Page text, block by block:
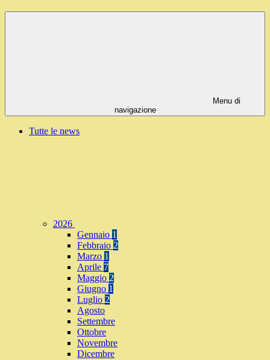
Menu di
navigazione
Tutte le news
2026
Gennaio 1
Febbraio 2
Marzo 1
Aprile 7
Maggio 2
Giugno 1
Luglio 2
Agosto
Settembre
Ottobre
Novembre
Dicembre